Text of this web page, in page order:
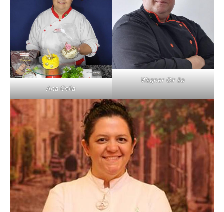
Ana Celia
Wagner Gir ão